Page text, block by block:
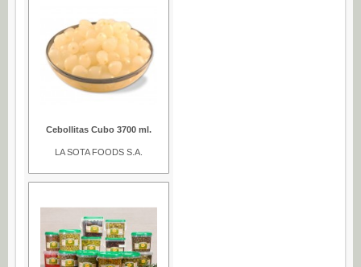
POSTRES
Congelados (27)
Refrigerados (95)
Agua (22)
Refrescos (11)
Té (6)
Vino (0)
CAFÉ
Cebollitas Cubo 3700 ml.
LA SOTA FOODS S.A.